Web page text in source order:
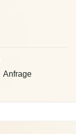
Anfrage